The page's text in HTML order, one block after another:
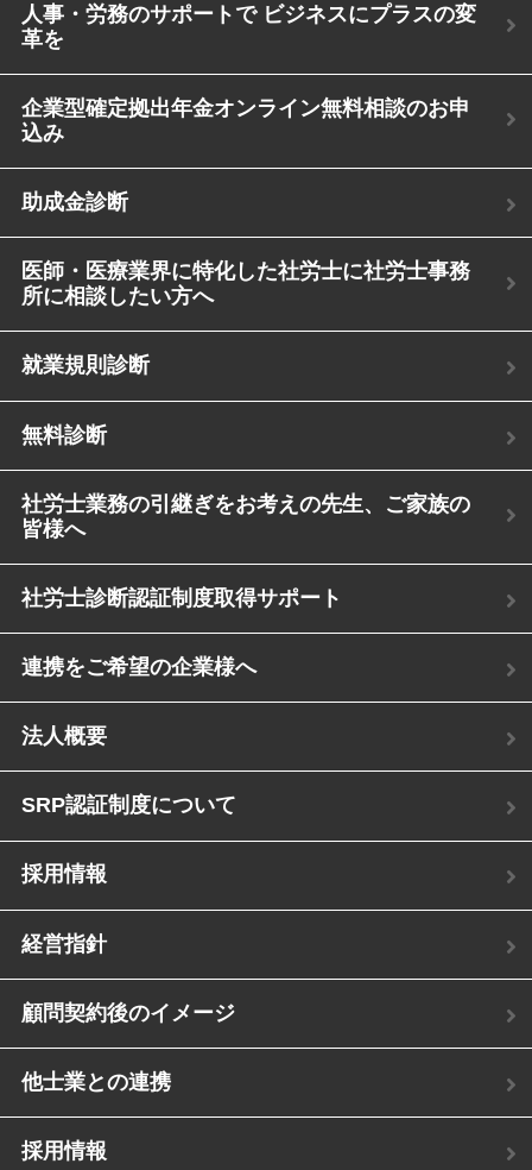
人事・労務のサポートで ビジネスにプラスの変
革を
企業型確定拠出年金オンライン無料相談のお申
込み
助成金診断
医師・医療業界に特化した社労士に社労士事務
所に相談したい方へ
就業規則診断
無料診断
社労士業務の引継ぎをお考えの先生、ご家族の
皆様へ
社労士診断認証制度取得サポート
連携をご希望の企業様へ
法人概要
SRP認証制度について
採用情報
経営指針
顧問契約後のイメージ
他士業との連携
採用情報